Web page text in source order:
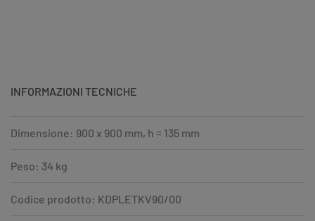
INFORMAZIONI TECNICHE
Dimensione: 900 x 900 mm, h = 135 mm
Peso: 34 kg
Codice prodotto: KDPLETKV90/00